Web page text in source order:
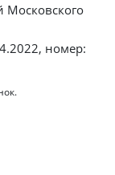
номер: